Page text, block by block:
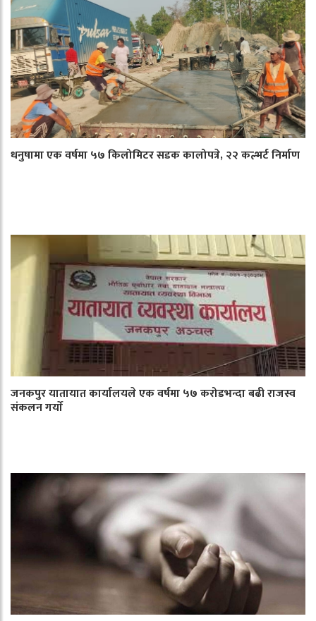
धनुषामा एक वर्षमा ५७ किलोमिटर सडक कालोपत्रे, २२ कल्भर्ट निर्माण
जनकपुर यातायात कार्यालयले एक वर्षमा ५७ करोडभन्दा बढी राजस्व
संकलन गर्याे